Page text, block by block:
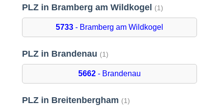
PLZ in Bramberg am Wildkogel (1)
5733- Bramberg am Wildkogel
PLZ in Brandenau (1)
5662- Brandenau
PLZ in Breitenbergham (1)